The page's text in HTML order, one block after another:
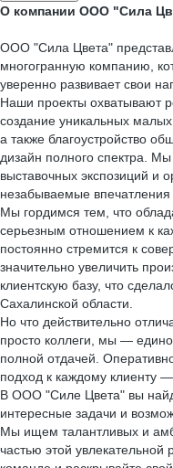
О компании ООО "Сила
ООО "Сила Цвета"
многогранную компанию,
уверенно развивает свои
Наши проекты охватывают
создание уникальных
а также благоустройство
дизайн полного спектра.
выставочных экспозиций и
незабываемые впечатления
Мы гордимся тем, что
серьезным отношением к
постоянно стремится к
значительно увеличить
клиентскую базу, что
Сахалинской области.
Но что действительно
просто коллеги, мы —
полной отдачей.
подход к каждому клиенту
В ООО "Силе Цвета" вы
интересные задачи и
Мы ищем талантливых и
частью этой